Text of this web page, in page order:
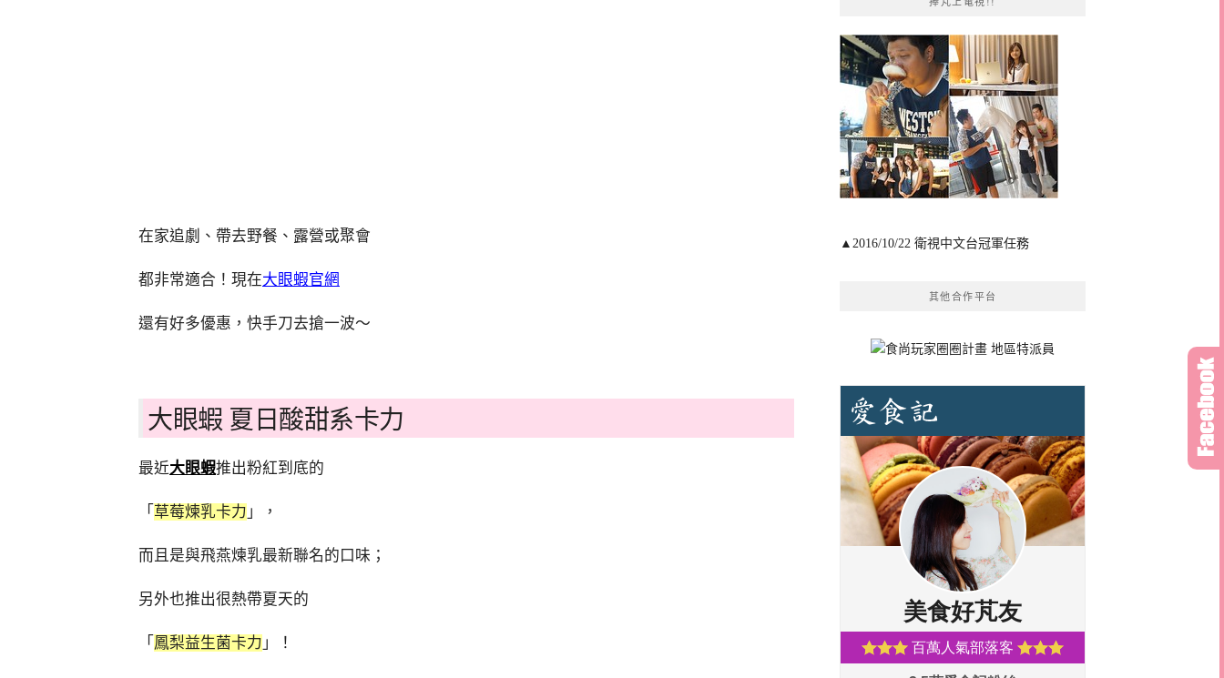
在家追劇、帶去野餐、露營或聚會
都非常適合！現在大眼蝦官網
還有好多優惠，快手刀去搶一波～
大眼蝦 夏日酸甜系卡力
最近大眼蝦推出粉紅到底的
「 草莓煉乳卡力 」，
而且是與飛燕煉乳最新聯名的口味；
另外也推出很熱帶夏天的
「 鳳梨益生菌卡力 」！
▲2016/10/22 衛視中文台冠軍任務
其他合作平台